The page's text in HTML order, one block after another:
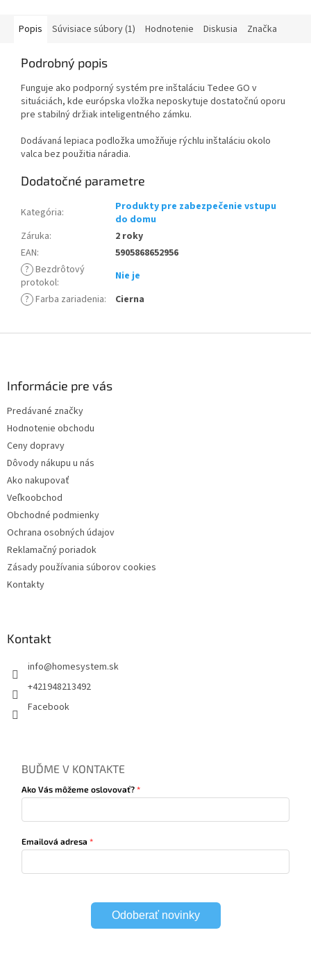
Popis Súvisiace súbory (1) Hodnotenie Diskusia Značka
Podrobný popis
Funguje ako podporný systém pre inštaláciu Tedee GO v
situáciách, kde európska vložka neposkytuje dostatočnú oporu
pre stabilný držiak inteligentného zámku.
Dodávaná lepiaca podložka umožňuje rýchlu inštaláciu okolo
valca bez použitia náradia.
Dodatočné parametre
Kategória:
Produkty pre zabezpečenie vstupu
do domu
Záruka:
2 roky
EAN:
5905868652956
? Bezdrôtový
protokol:
Nie je
? Farba zariadenia: Cierna
Informácie pre vás
Predávané značky
Hodnotenie obchodu
Ceny dopravy
Dôvody nákupu u nás
Ako nakupovať
Veľkoobchod
Obchodné podmienky
Ochrana osobných údajov
Reklamačný poriadok
Zásady používania súborov cookies
Kontakty
Kontakt
info@homesystem.sk
+421948213492
Facebook
BUĎME V KONTAKTE
Ako Vás môžeme oslovovať?
Emailová adresa
Odoberať novinky